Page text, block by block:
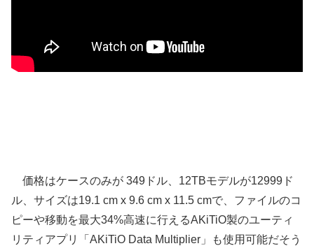
価格はケースのみが 349ドル、12TBモデルが12999ド
ル、サイズは19.1 cm x 9.6 cm x 11.5 cmで、ファイルのコ
ピーや移動を最大34%高速に行えるAKiTiO製のユーティ
リティアプリ「AKiTiO Data Multiplier」も使用可能だそう